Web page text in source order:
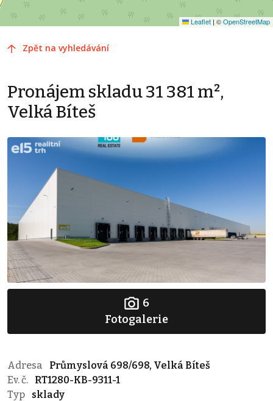
Leaflet | ©OpenStreetMap
Zpět na vyhledávání
Pronájem skladu 31 381 m²,
Velká Bíteš
6
Fotogalerie
Adresa
Průmyslová 698/698, Velká Bíteš
Ev. č.
RT1280-KB-9311-1
Typ
sklady